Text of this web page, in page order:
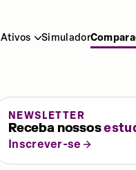
Ativos Simulador
NEWSLETTER
Receba nossos
Inscrever-se